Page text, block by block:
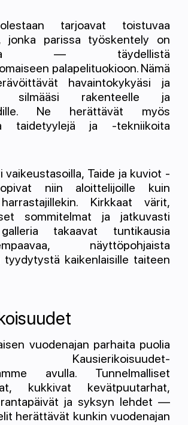
tarjoavat toistuvaa
jonka parissa työskentely on
— täydellistä
palapelituokioon. Nämä
havaintokykyäsi ja
silmääsi rakenteelle ja
Ne herättävät myös
taidetyylejä ja -tekniikoita
vaikeustasoilla, Taide ja kuviot -
niin aloittelijoille kuin
Kirkkaat värit,
sommitelmat ja jatkuvasti
takaavat tuntikausia
näyttöpohjaista
kaikenlaisille taiteen
vuodenajan parhaita puolia
Kausierikoisuudet-
avulla. Tunnelmalliset
kukkivat kevätpuutarhat,
ja syksyn lehdet —
herättävät kunkin vuodenajan